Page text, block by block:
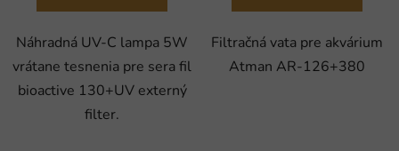
Náhradná UV-C lampa 5W
vrátane tesnenia pre sera fil
bioactive 130+UV externý
filter.
Filtračná vata pre akvárium
Atman AR-126+380